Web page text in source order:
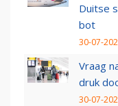
Duitse
bot
30-07-
Vraag
druk
30-07-